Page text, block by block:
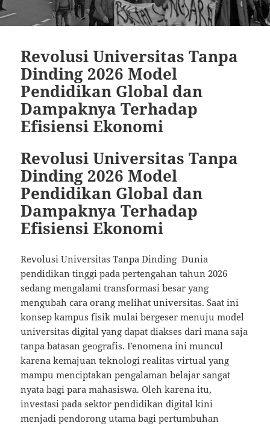
Revolusi Universitas Tanpa
Dinding 2026 Model
Pendidikan Global dan
Dampaknya Terhadap
Efisiensi Ekonomi
Revolusi Universitas Tanpa
Dinding 2026 Model
Pendidikan Global dan
Dampaknya Terhadap
Efisiensi Ekonomi
Revolusi Universitas Tanpa Dinding Dunia
pendidikan tinggi pada pertengahan tahun 2026
sedang mengalami transformasi besar yang
mengubah cara orang melihat universitas. Saat ini
konsep kampus fisik mulai bergeser menuju model
universitas digital yang dapat diakses dari mana saja
tanpa batasan geografis. Fenomena ini muncul
karena kemajuan teknologi realitas virtual yang
mampu menciptakan pengalaman belajar sangat
nyata bagi para mahasiswa. Oleh karena itu,
investasi pada sektor pendidikan digital kini
menjadi pendorong utama bagi pertumbuhan